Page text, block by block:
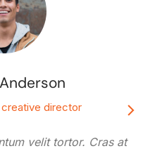
director
velit tortor. Cras at